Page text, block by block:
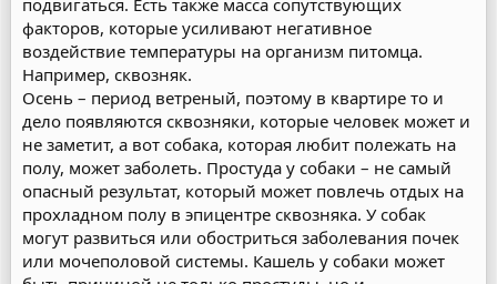
подвигаться. Есть также масса сопутствующих
факторов, которые усиливают негативное
воздействие температуры на организм питомца.
Например, сквозняк.
Осень – период ветреный, поэтому в квартире то и
дело появляются сквозняки, которые человек может и
не заметит, а вот собака, которая любит полежать на
полу, может заболеть. Простуда у собаки – не самый
опасный результат, который может повлечь отдых на
прохладном полу в эпицентре сквозняка. У собак
могут развиться или обостриться заболевания почек
или мочеполовой системы. Кашель у собаки может